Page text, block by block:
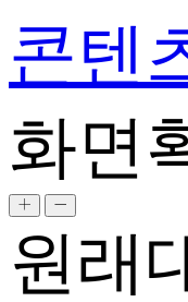
콘텐
화면
원래